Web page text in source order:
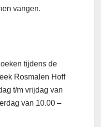
vangen.
tijdens de
Rosmalen Hoff
t/m vrijdag van
van 10.00 –